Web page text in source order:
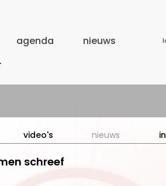
agenda nieuws
video's nieuws
schreef